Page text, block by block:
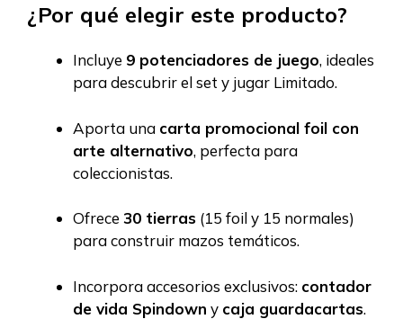
¿Por qué elegir este producto?
Incluye 9 potenciadores de juego, ideales
para descubrir el set y jugar Limitado.
Aporta una carta promocional foil con
arte alternativo, perfecta para
coleccionistas.
Ofrece 30 tierras (15 foil y 15 normales)
para construir mazos temáticos.
Incorpora accesorios exclusivos: contador
de vida Spindown y caja guardacartas.